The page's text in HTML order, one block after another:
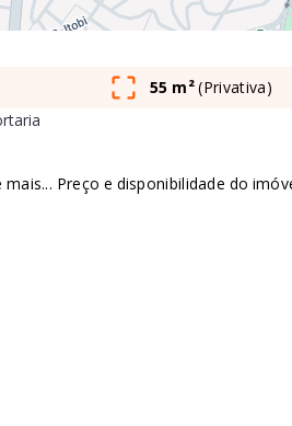
55 m²(Privativa)
Preço e disponibilidade do